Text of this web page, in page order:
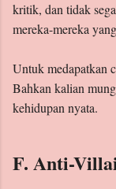
kritik, dan tidak
mereka-mereka
Untuk medapatkan
Bahkan kalian
kehidupan nyata.
F. Anti-